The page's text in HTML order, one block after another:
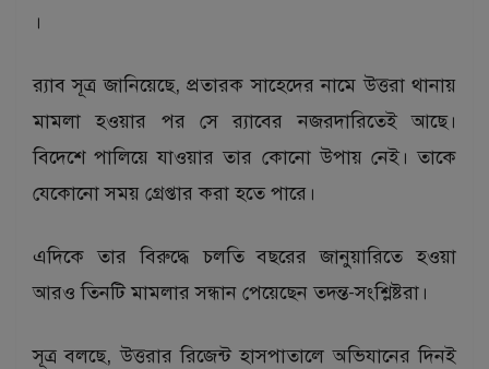
।
র‌্যাব সূত্র জানিয়েছে, প্রতারক সাহেদের নামে উত্তরা থানায়
মামলা হওয়ার পর সে র‌্যাবের নজরদারিতেই আছে।
বিদেশে পালিয়ে যাওয়ার তার কোনো উপায় নেই। তাকে
যেকোনো সময় গ্রেপ্তার করা হতে পারে।
এদিকে তার বিরুদ্ধে চলতি বছরের জানুয়ারিতে হওয়া
আরও তিনটি মামলার সন্ধান পেয়েছেন তদন্ত-সংশ্লিষ্টরা।
সূত্র বলছে, উত্তরার রিজেন্ট হাসপাতালে অভিযানের দিনই